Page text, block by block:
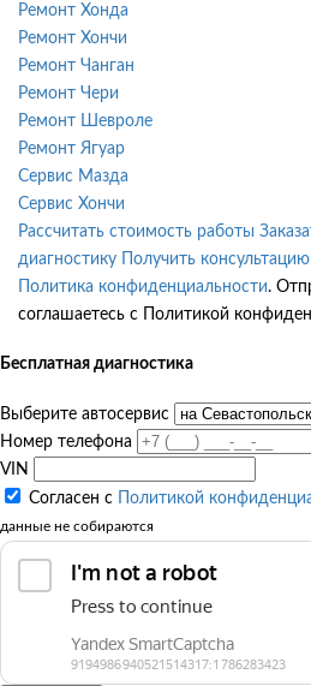
Ремонт Хонда
Ремонт Хончи
Ремонт Чанган
Ремонт Чери
Ремонт Шевроле
Ремонт Ягуар
Сервис Мазда
Сервис Хончи
Рассчитать стоимость работы
диагностику
Получить консультацию
Политика конфиденциальности.
соглашаетесь с Политикой
Бесплатная диагностика
Выберите автосервис
Номер телефона
VIN
Согласен с
Политикой
данные не собираются